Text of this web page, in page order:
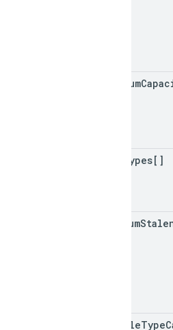
minimum
Types[]
maximum
vehicleType